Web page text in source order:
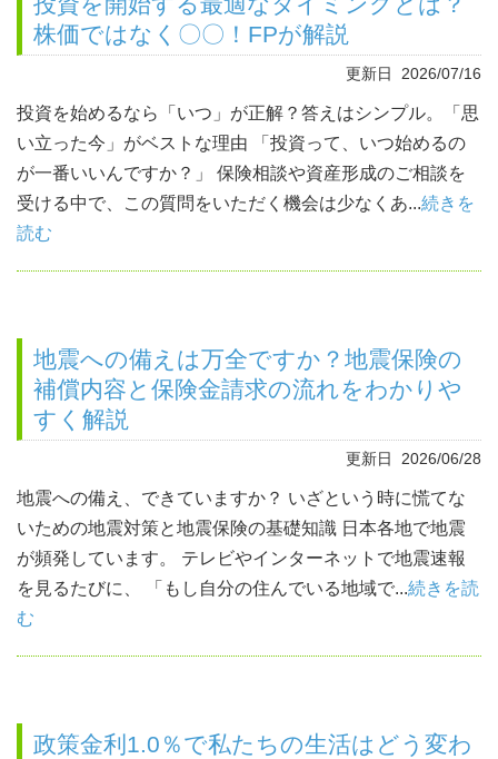
株価ではなく〇〇！FPが解説
更新日 2026/07/16
投資を始めるなら「いつ」が正解？答えはシンプル。「思
い立った今」がベストな理由 「投資って、いつ始めるの
が一番いいんですか？」 保険相談や資産形成のご相談を
受ける中で、この質問をいただく機会は少なくあ...続きを
読む
地震への備えは万全ですか？地震保険の
補償内容と保険金請求の流れをわかりや
すく解説
更新日 2026/06/28
地震への備え、できていますか？ いざという時に慌てな
いための地震対策と地震保険の基礎知識 日本各地で地震
が頻発しています。 テレビやインターネットで地震速報
を見るたびに、 「もし自分の住んでいる地域で...続きを読
む
政策金利1.0％で私たちの生活はどう変わ